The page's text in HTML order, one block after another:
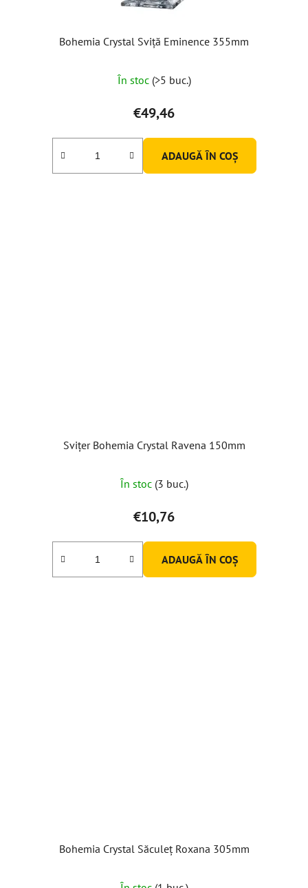
Bohemia Crystal Sviță Eminence 355mm
În stoc (>5 buc.)
€49,46
ADAUGĂ ÎN COŞ
Svițer Bohemia Crystal Ravena 150mm
În stoc (3 buc.)
€10,76
ADAUGĂ ÎN COŞ
Bohemia Crystal Săculeț Roxana 305mm